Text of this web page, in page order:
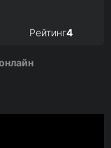
Рейтинг4